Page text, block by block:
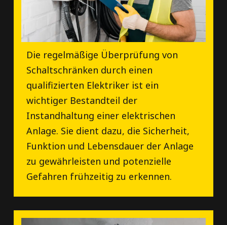
Die regelmäßige Überprüfung von
Schaltschränken durch einen
qualifizierten Elektriker ist ein
wichtiger Bestandteil der
Instandhaltung einer elektrischen
Anlage. Sie dient dazu, die Sicherheit,
Funktion und Lebensdauer der Anlage
zu gewährleisten und potenzielle
Gefahren frühzeitig zu erkennen.